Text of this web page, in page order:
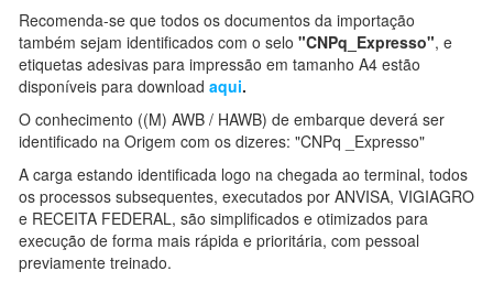
Recomenda-se que todos os documentos da importação
também sejam identificados com o selo "CNPq_Expresso", e
etiquetas adesivas para impressão em tamanho A4 estão
disponíveis para download aqui.
O conhecimento ((M) AWB / HAWB) de embarque deverá ser
identificado na Origem com os dizeres: "CNPq _Expresso"
A carga estando identificada logo na chegada ao terminal, todos
os processos subsequentes, executados por ANVISA, VIGIAGRO
e RECEITA FEDERAL, são simplificados e otimizados para
execução de forma mais rápida e prioritária, com pessoal
previamente treinado.